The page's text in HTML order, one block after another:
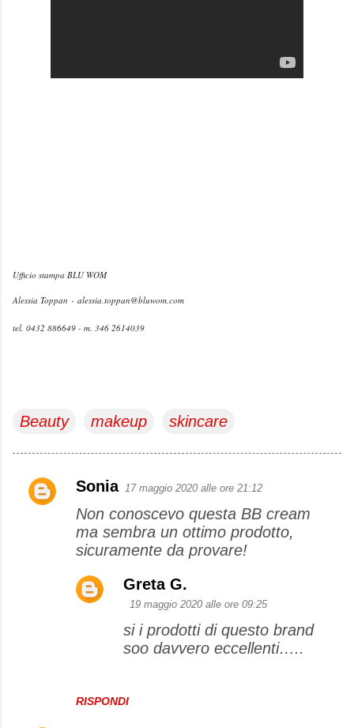
Ufficio stampa BLU WOM
Alessia Toppan - alessia.toppan@bluwom.com
tel. 0432 886649 - m. 346 2614039
Beauty makeup skincare
C
Sonia 17 maggio 2020 alle ore 21:12
Non conoscevo questa BB cream
ma sembra un ottimo prodotto,
sicuramente da provare!
RISPONDI
Greta G.
19 maggio 2020 alle ore 09:25
si i prodotti di questo brand
soo davvero eccellenti…..